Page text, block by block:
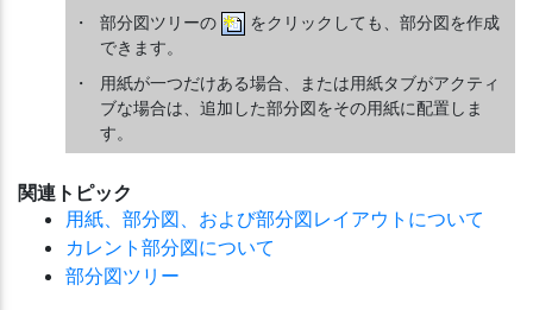
・
部分図ツリーの
をクリックしても、部分図を作成
できます。
・
用紙が一つだけある場合、または用紙タブがアクティ
ブな場合は、追加した部分図をその用紙に配置しま
す。
関連トピック
用紙、部分図、および部分図レイアウトについて
カレント部分図について
部分図ツリー